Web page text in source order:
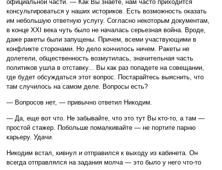
официальной части. — Как Вы знаете, нам часто приходится
консультироваться у наших историков. Есть возможность оказать
им небольшую ответную услугу. Согласно некоторым документам,
в конце XXI века чуть было не началась серьезная война. Вроде,
даже ракеты были запущены. Причем, всеми участвующими в
конфликте сторонами. Но дело кончилось ничем. Ракеты не
долетели, общественность возмутилась, значительная часть
политиков ушла в отставку... Вы как раз попадете на совещании,
где будет обсуждаться этот вопрос. Постарайтесь выяснить, что
там случилось на самом деле. Вопросы есть?
— Вопросов нет, — привычно ответил Никодим.
— Да, еще вот что. Не забывайте, что это тут Вы кто-то, а там —
простой стажер. Побольше помалкивайте — не портите парню
карьеру. Удачи.
Никодим встал, кивнул и отправился к выходу из кабинета. Он
всегда отправлялся на задания молча — это было у него что-то